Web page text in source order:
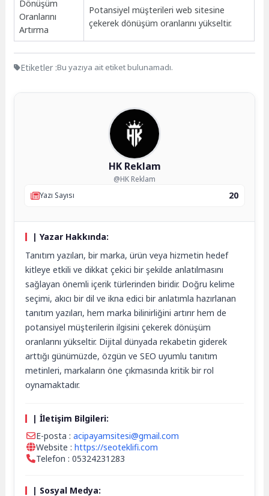
Dönüşüm
Oranlarını
Artırma
Potansiyel müşterileri web sitesine
çekerek dönüşüm oranlarını yükseltir.
Etiketler :Bu yazıya ait etiket bulunamadı.
HK Reklam
@HK Reklam
Yazı Sayısı
20
| Yazar Hakkında:
Tanıtım yazıları, bir marka, ürün veya hizmetin hedef
kitleye etkili ve dikkat çekici bir şekilde anlatılmasını
sağlayan önemli içerik türlerinden biridir. Doğru kelime
seçimi, akıcı bir dil ve ikna edici bir anlatımla hazırlanan
tanıtım yazıları, hem marka bilinirliğini artırır hem de
potansiyel müşterilerin ilgisini çekerek dönüşüm
oranlarını yükseltir. Dijital dünyada rekabetin giderek
arttığı günümüzde, özgün ve SEO uyumlu tanıtım
metinleri, markaların öne çıkmasında kritik bir rol
oynamaktadır.
| İletişim Bilgileri:
E-posta :acipayamsitesi@gmail.com
Website :https://seoteklifi.com
Telefon : 05324231283
| Sosyal Medya: